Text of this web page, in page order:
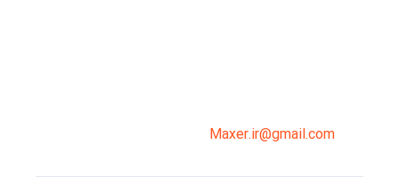
Maxer.ir@gmail.com